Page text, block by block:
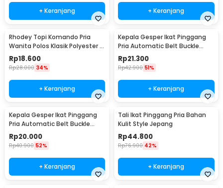
+ Keranjang + Keranjang
Rhodey Topi Komando Pria
Wanita Polos Klasik Polyester -
F314
Rp18.600
Rp28.000 34%
+ Keranjang
Kepala Gesper Ikat Pinggang
Pria Automatic Belt Buckle
Metal Model 2 - 620
Rp21.300
Rp42.900 51%
+ Keranjang
Kepala Gesper Ikat Pinggang
Pria Automatic Belt Buckle
Metal Model 4 - 620
Rp20.000
Rp40.900 52%
+ Keranjang
Tali Ikat Pinggang Pria Bahan
Kulit Style Jepang
Rp44.800
Rp76.900 42%
+ Keranjang